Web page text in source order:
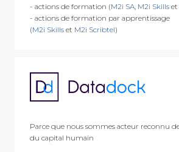
- actions de formation (M2i SA, M2i Skillset
- actions de formation par apprentissage
(M2i Skillset M2i Scribtel)
Parce que nous sommes acteur reconnu
du capital humain